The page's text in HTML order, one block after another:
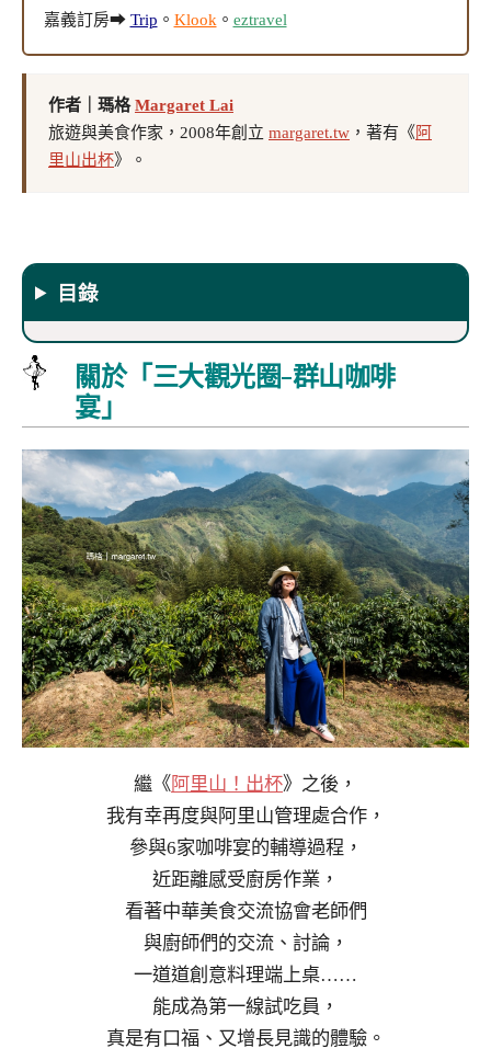
嘉義訂房➡ Trip 。 Klook。 eztravel
作者｜瑪格Margaret Lai
旅遊與美食作家，2008年創立 margaret.tw ，著有《阿
里山出杯》。
目錄
關於「三大觀光圈-群山咖啡
宴」
繼《 阿里山！出杯》之後，
我有幸再度與阿里山管理處合作，
參與6家咖啡宴的輔導過程，
近距離感受廚房作業，
看著中華美食交流協會老師們
與廚師們的交流、討論，
一道道創意料理端上桌……
能成為第一線試吃員，
真是有口福、又增長見識的體驗。